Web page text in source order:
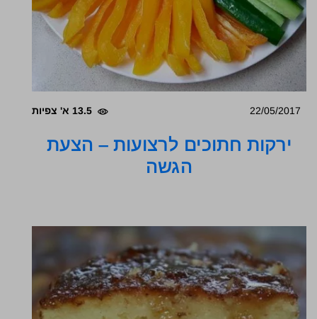
22/05/2017 13.5 א' צפיות
ירקות חתוכים לרצועות – הצעת
הגשה